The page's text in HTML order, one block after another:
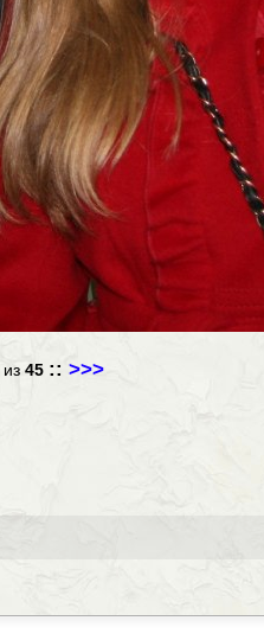
из 45 :: >>>